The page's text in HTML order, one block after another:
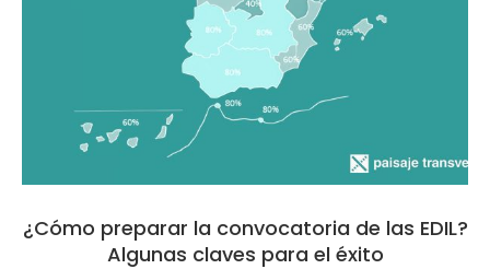
¿Cómo preparar la convocatoria de las EDIL?
Algunas claves para el éxito